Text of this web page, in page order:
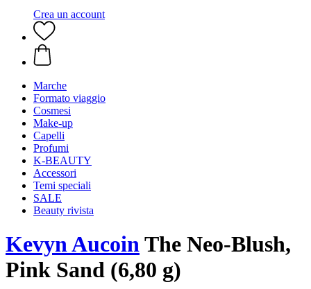
Crea un account
Marche
Formato viaggio
Cosmesi
Make-up
Capelli
Profumi
K-BEAUTY
Accessori
Temi speciali
SALE
Beauty rivista
Kevyn AucoinThe Neo-Blush,
Pink Sand (6,80 g)